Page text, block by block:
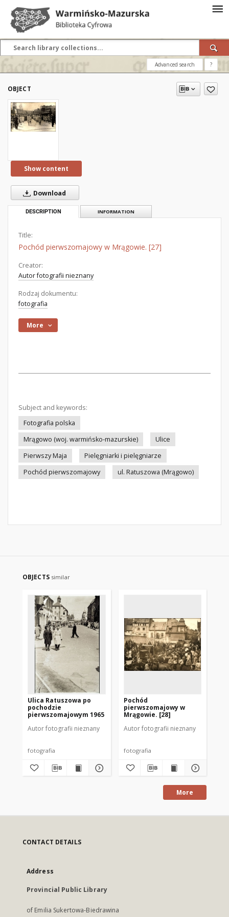
Advanced search ?
OBJECT
Show content
Download
DESCRIPTION INFORMATION
Title:
Pochód pierwszomajowy w Mrągowie. [27]
Creator:
Autor fotografii nieznany
Rodzaj dokumentu:
fotografia
More
Subject and keywords:
Fotografia polska
Mrągowo (woj. warmińsko-mazurskie)
Ulice
Pierwszy Maja
Pielęgniarki i pielęgniarze
Pochód pierwszomajowy
ul. Ratuszowa (Mrągowo)
OBJECTS similar
Ulica Ratuszowa po
pochodzie
pierwszomajowym 1965
Autor fotografii nieznany
fotografia
Pochód
pierwszomajowy w
Mrągowie. [28]
Autor fotografii nieznany
fotografia
More
CONTACT DETAILS
Address
Provincial Public Library
of Emilia Sukertowa-Biedrawina